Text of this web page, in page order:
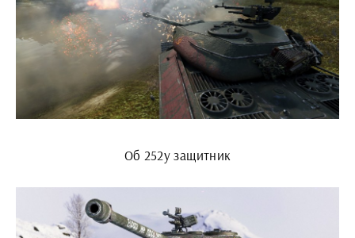
Об 252у защитник